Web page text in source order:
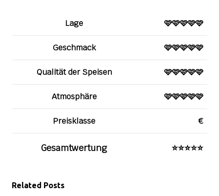
Lage 🩷🩷🩷🩷🩷
Geschmack 🩷🩷🩷🩷🩷
Qualität der Speisen 🩷🩷🩷🩷🩷
Atmosphäre 🩷🩷🩷🩷🩷
Preisklasse €
Gesamtwertung ⭐️⭐️⭐️⭐️⭐️
Related Posts